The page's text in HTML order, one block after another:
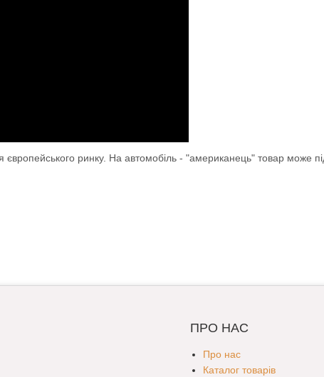
європейського ринку. На автомобіль - "американець" товар може
ПРО НАС
Про нас
Каталог товарів